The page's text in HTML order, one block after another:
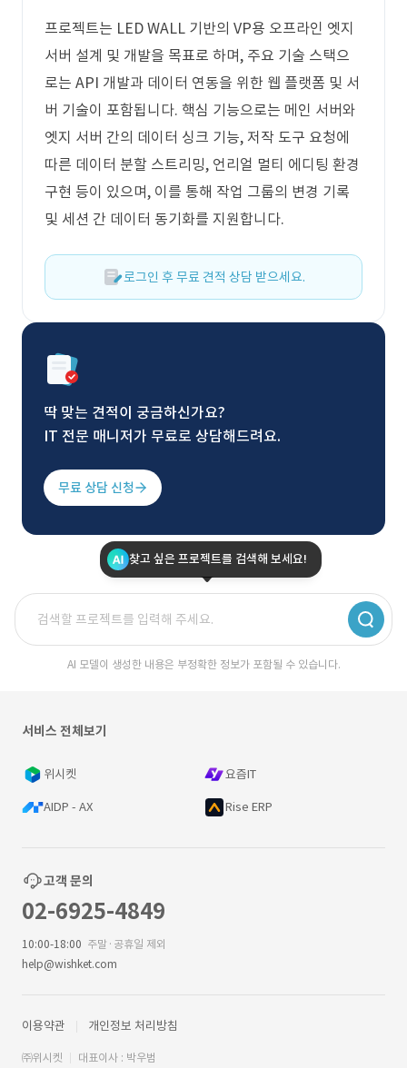
프로젝트는 LED WALL 기반의 VP용 오프라인 엣지
서버 설계 및 개발을 목표로 하며, 주요 기술 스택으
로는 API 개발과 데이터 연동을 위한 웹 플랫폼 및 서
버 기술이 포함됩니다. 핵심 기능으로는 메인 서버와
엣지 서버 간의 데이터 싱크 기능, 저작 도구 요청에
따른 데이터 분할 스트리밍, 언리얼 멀티 에디팅 환경
구현 등이 있으며, 이를 통해 작업 그룹의 변경 기록
및 세션 간 데이터 동기화를 지원합니다.
로그인 후 무료 견적 상담 받으세요.
딱 맞는 견적이 궁금하신가요?
IT 전문 매니저가 무료로 상담해드려요.
무료 상담 신청
찾고 싶은 프로젝트를 검색해 보세요!
AI 모델이 생성한 내용은 부정확한 정보가 포함될 수 있습니다.
서비스 전체보기
위시켓 요즘IT
AIDP - AX Rise ERP
고객 문의
02-6925-4849
10:00-18:00 주말·공휴일 제외
help@wishket.com
이용약관 개인정보 처리방침
㈜위시켓 대표이사 : 박우범